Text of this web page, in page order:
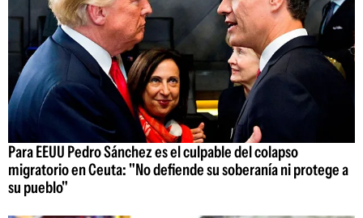
Para EEUU Pedro Sánchez es el culpable del colapso
migratorio en Ceuta: "No defiende su soberanía ni protege a
su pueblo"